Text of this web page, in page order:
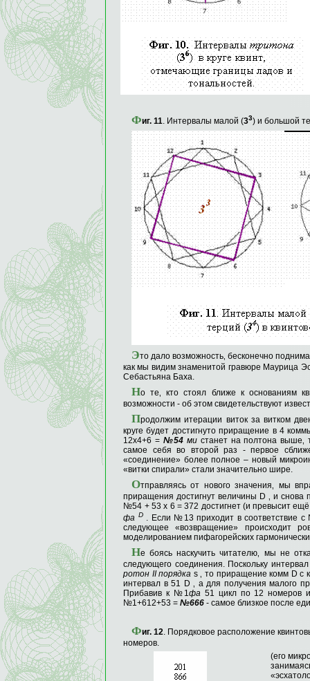
Фиг. 11. Интервалы малой (33) и большой
Это дало возмож­ность‚ бесконечно
как мы видим знаменитой гравюре Маурица
Себастьяна Баха.
Но те‚ кто стоял ближе к основаниям
возможности - об этом свидетельствуют
Продолжим итерации виток за витком
круге будет достигнуто приращение в 4
12х4+6 = №54 ми станет на полтона выше‚
самое себя во второй раз - первое
«соединение» более полное – новый
«витки спирали» стали зна­чительно шире.
Отправляясь от нового значения‚ мы
прираще­ния достигнут величины D ‚ и
№54 + 53 х 6 = 372 достигнет (и превысит
фа D. Если №13 приходит в соответствие с
следующее «возвраще­ние» происходит
моделированием пифагорейских
Не боясь наскучить читателю‚ мы не
следую­щего соединения. Поскольку
ротон IIпорядка s ‚ то приращение комм D с
интервал в 51 D ‚ а для получения малого
Приба­вив к №1фа 51 цикл по 12 но­меров
№1+612+53 = №666 - самое близкое после
Фиг. 12. Порядковое расположение
номеров.
(его